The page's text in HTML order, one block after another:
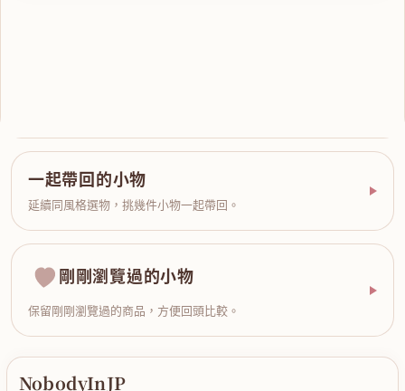
一起帶回的小物
延續同風格選物，挑幾件小物一起帶回。
剛剛瀏覽過的小物
保留剛剛瀏覽過的商品，方便回頭比較。
NobodyInJP